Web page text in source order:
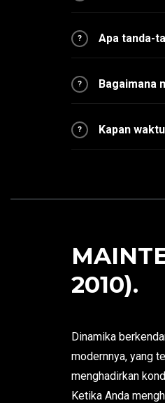
? Apa tanda-
? Bagaimana
? Kapan
2010).
Dinamika
modernnya, yang
menghadirkan
Ketika Anda